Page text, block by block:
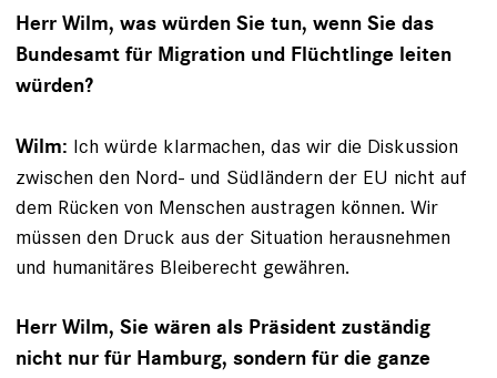
Herr Wilm, was würden Sie tun, wenn Sie das
Bundesamt für Migration und Flüchtlinge leiten
würden?
Wilm: Ich würde klarmachen, das wir die Diskussion
zwischen den Nord- und Südländern der EU nicht auf
dem Rücken von Menschen austragen können. Wir
müssen den Druck aus der ­Situation herausnehmen
und humanitäres Bleiberecht gewähren.
Herr Wilm, Sie wären als Präsident zuständig
nicht nur für Hamburg, sondern für die ganze